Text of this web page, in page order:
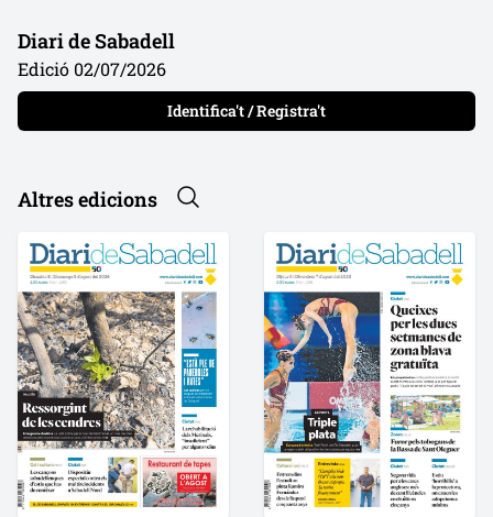
Diari de Sabadell
Edició 02/07/2026
Identifica't / Registra't
Altres edicions